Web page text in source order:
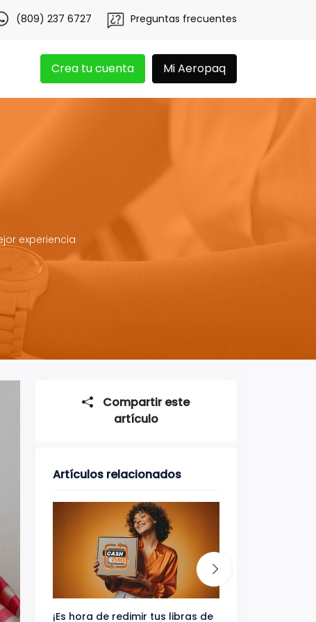
20 libras gratis por 3 meses! Tu app Aeropaq se
(809) 237 6727 Preguntas frecuentes
Crea tu cuenta Mi Aeropaq
experiencia
Compartir este
artículo
Artículos relacionados
¡Es hora de redimir tus libras de